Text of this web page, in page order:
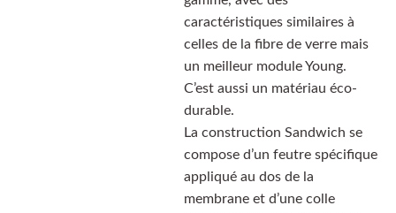
caractéristiques similaires à
celles de la fibre de verre mais
un meilleur module Young.
C’est aussi un matériau éco-
durable.
La construction Sandwich se
compose d’un feutre spécifique
appliqué au dos de la
membrane et d’une colle